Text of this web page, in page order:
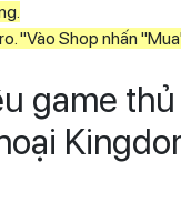
"Vào Shop nhấn
game